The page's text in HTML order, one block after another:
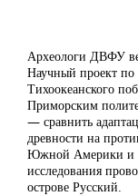
Археологи ДВФУ
Научный проект по
Тихоокеанского
Приморским
— сравнить
древности на
Южной Америки и
исследования
острове Русский.